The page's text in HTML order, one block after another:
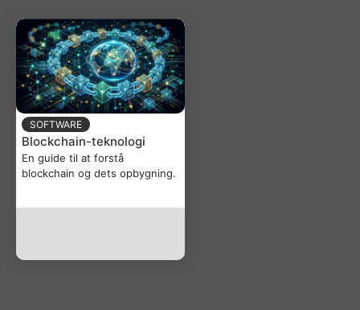
SOFTWARE
Blockchain-teknologi
En guide til at forstå
blockchain og dets opbygning.